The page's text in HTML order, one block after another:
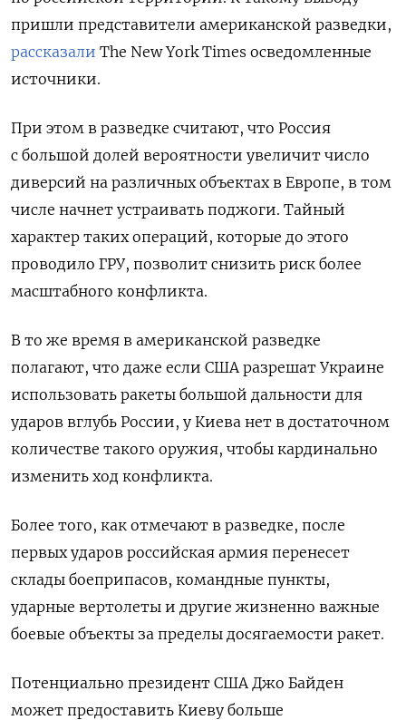
пришли представители американской разведки,
рассказали The New York Times осведомленные
источники.
При этом в разведке считают, что Россия
с большой долей вероятности увеличит число
диверсий на различных объектах в Европе, в том
числе начнет устраивать поджоги. Тайный
характер таких операций, которые до этого
проводило ГРУ, позволит снизить риск более
масштабного конфликта.
В то же время в американской разведке
полагают, что даже если США разрешат Украине
использовать ракеты большой дальности для
ударов вглубь России, у Киева нет в достаточном
количестве такого оружия, чтобы кардинально
изменить ход конфликта.
Более того, как отмечают в разведке, после
первых ударов российская армия перенесет
склады боеприпасов, командные пункты,
ударные вертолеты и другие жизненно важные
боевые объекты за пределы досягаемости ракет.
Потенциально президент США Джо Байден
может предоставить Киеву больше